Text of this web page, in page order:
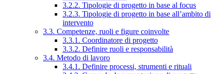
3.2.2. Tipologie di progetto in base al focus
3.2.3. Tipologie di progetto in base all’ambito di
intervento
3.3. Competenze, ruoli e figure coinvolte
3.3.1. Coordinatore di progetto
3.3.2. Definire ruoli e responsabilità
3.4. Metodo di lavoro
3.4.1. Definire processi, strumenti e rituali